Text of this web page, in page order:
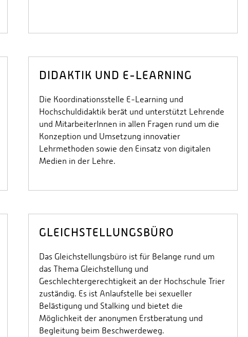
DIDAKTIK UND E-LEARNING
Die Koordinationsstelle E-Learning und
Hochschuldidaktik berät und unterstützt Lehrende
und MitarbeiterInnen in allen Fragen rund um die
Konzeption und Umsetzung innovatier
Lehrmethoden sowie den Einsatz von digitalen
Medien in der Lehre.
GLEICHSTELLUNGSBÜRO
Das Gleichstellungsbüro ist für Belange rund um
das Thema Gleichstellung und
Geschlechtergerechtigkeit an der Hochschule Trier
zuständig. Es ist Anlaufstelle bei sexueller
Belästigung und Stalking und bietet die
Möglichkeit der anonymen Erstberatung und
Begleitung beim Beschwerdeweg.